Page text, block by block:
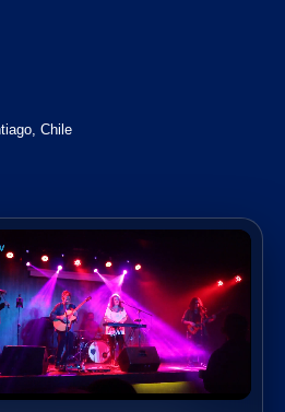
Chile